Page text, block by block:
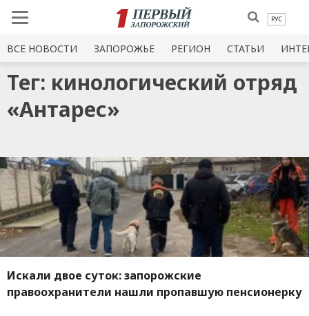
РУС
ВСЕ НОВОСТИ ЗАПОРОЖЬЕ РЕГИОН СТАТЬИ
Тег: кинологический отряд
«Антарес»
Искали двое суток: запорожские
правоохранители нашли пропавшую пенсионерку